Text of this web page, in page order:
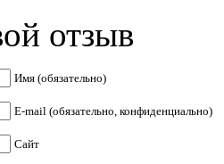
отзыв
Имя (обязательно)
E-mail (обязательно, конфиденциально)
Сайт